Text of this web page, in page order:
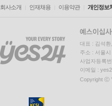
회사소개 인재채용 이용약관 개인정보
대표 : 김석
주소 : 서울
사업자등록
이메일 :
Copyright ⓒ